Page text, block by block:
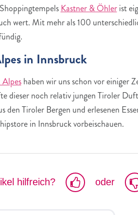
Kastner & Öhlerist
wert. Mit mehr als 100
in Innsbruck
haben wir uns schon vor einiger
dieser noch relativ jungen Tiroler
den Tiroler Bergen und erlesenen
in Innsbruck vorbeischauen.
hilfreich? oder